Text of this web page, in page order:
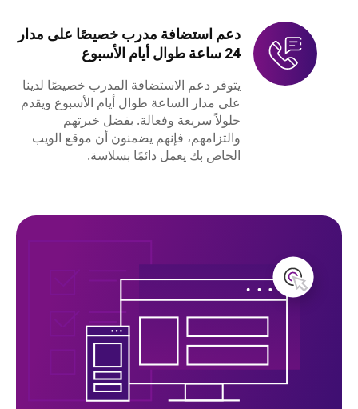
دعم استضافة مدرب خصيصًا على مدار
24 ساعة طوال أيام الأسبوع
يتوفر دعم الاستضافة المدرب خصيصًا لدينا
على مدار الساعة طوال أيام الأسبوع ويقدم
حلولاً سريعة وفعالة. بفضل خبرتهم
والتزامهم، فإنهم يضمنون أن موقع الويب
الخاص بك يعمل دائمًا بسلاسة.